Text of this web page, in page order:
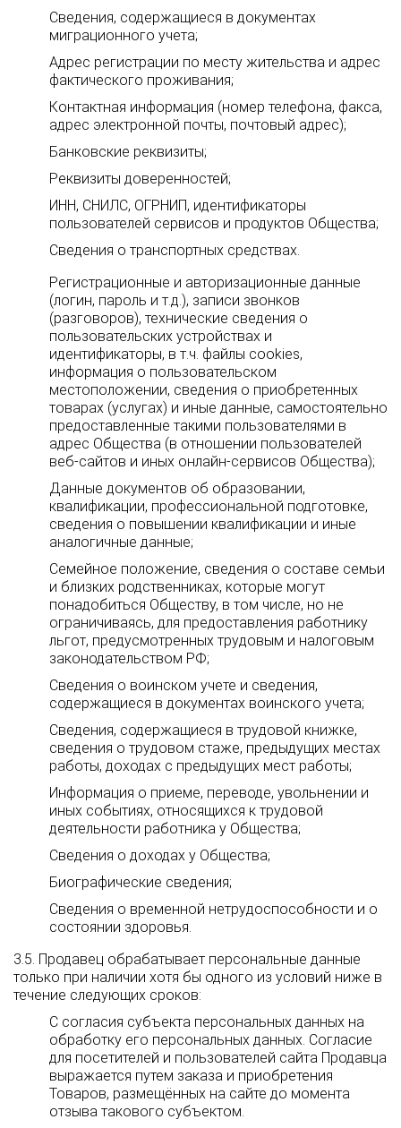
Сведения, содержащиеся в документах
миграционного учета;
Адрес регистрации по месту жительства и адрес
фактического проживания;
Контактная информация (номер телефона, факса,
адрес электронной почты, почтовый адрес);
Банковские реквизиты;
Реквизиты доверенностей;
ИНН, СНИЛС, ОГРНИП, идентификаторы
пользователей сервисов и продуктов Общества;
Сведения о транспортных средствах.
Регистрационные и авторизационные данные
(логин, пароль и т.д.), записи звонков
(разговоров), технические сведения о
пользовательских устройствах и
идентификаторы, в т.ч. файлы cookies,
информация о пользовательском
местоположении, сведения о приобретенных
товарах (услугах) и иные данные, самостоятельно
предоставленные такими пользователями в
адрес Общества (в отношении пользователей
веб-сайтов и иных онлайн-сервисов Общества);
Данные документов об образовании,
квалификации, профессиональной подготовке,
сведения о повышении квалификации и иные
аналогичные данные;
Семейное положение, сведения о составе семьи
и близких родственниках, которые могут
понадобиться Обществу, в том числе, но не
ограничиваясь, для предоставления работнику
льгот, предусмотренных трудовым и налоговым
законодательством РФ;
Сведения о воинском учете и сведения,
содержащиеся в документах воинского учета;
Сведения, содержащиеся в трудовой книжке,
сведения о трудовом стаже, предыдущих местах
работы, доходах с предыдущих мест работы;
Информация о приеме, переводе, увольнении и
иных событиях, относящихся к трудовой
деятельности работника у Общества;
Сведения о доходах у Общества;
Биографические сведения;
Сведения о временной нетрудоспособности и о
состоянии здоровья.
3.5. Продавец обрабатывает персональные данные
только при наличии хотя бы одного из условий ниже в
течение следующих сроков:
С согласия субъекта персональных данных на
обработку его персональных данных. Согласие
для посетителей и пользователей сайта Продавца
выражается путем заказа и приобретения
Товаров, размещённых на сайте до момента
отзыва такового субъектом.